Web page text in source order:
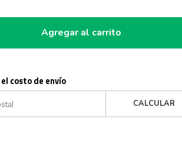
Agregar al carrito
costo de envío
CALCULAR